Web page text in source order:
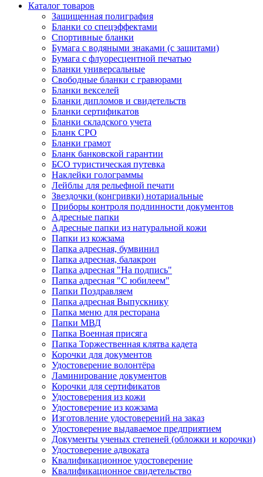
Каталог товаров
Защищенная полиграфия
Бланки со спецэффектами
Спортивные бланки
Бумага с водяными знаками (с защитами)
Бумага с флуоресцентной печатью
Бланки универсальные
Свободные бланки с гравюрами
Бланки векселей
Бланки дипломов и свидетельств
Бланки сертификатов
Бланки складского учета
Бланк СРО
Бланки грамот
Бланк банковской гарантии
БСО туристическая путевка
Наклейки голограммы
Лейблы для рельефной печати
Звездочки (конгривки) нотариальные
Приборы контроля подлинности документов
Адресные папки
Адресные папки из натуральной кожи
Папки из кожзама
Папка адресная, бумвинил
Папка адресная, балакрон
Папка адресная "На подпись"
Папка адресная "C юбилеем"
Папки Поздравляем
Папка адресная Выпускнику
Папка меню для ресторана
Папки МВД
Папка Военная присяга
Папка Торжественная клятва кадета
Корочки для документов
Удостоверение волонтёра
Ламинирование документов
Корочки для сертификатов
Удостоверения из кожи
Удостоверение из кожзама
Изготовление удостоверений на заказ
Удостоверение выдаваемое предприятием
Документы ученых степеней (обложки и корочки)
Удостоверение адвоката
Квалификационное удостоверение
Квалификационное свидетельство